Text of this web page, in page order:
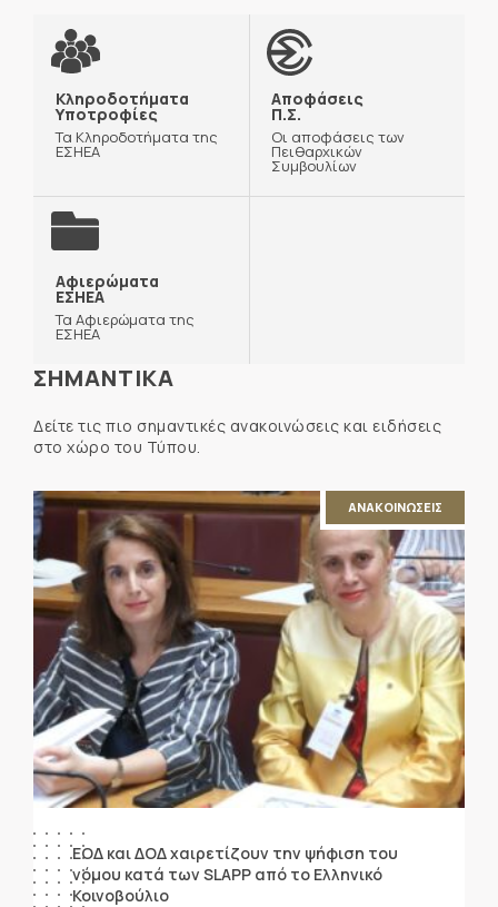
Κληροδοτήματα
Υποτροφίες
Τα Κληροδοτήματα της
ΕΣΗΕΑ
Αποφάσεις
Π.Σ.
Οι αποφάσεις των
Πειθαρχικών
Συμβουλίων
Αφιερώματα
ΕΣΗΕΑ
Τα Αφιερώματα της
ΕΣΗΕΑ
ΣΗΜΑΝΤΙΚΑ
Δείτε τις πιο σημαντικές ανακοινώσεις και ειδήσεις
στο χώρο του Τύπου.
ΑΝΑΚΟΙΝΩΣΕΙΣ
ΕΟΔ και ΔΟΔ χαιρετίζουν την ψήφιση του
νόμου κατά των SLAPP από το Ελληνικό
Κοινοβούλιο